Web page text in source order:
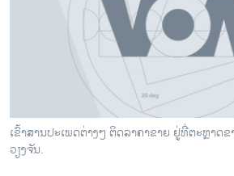
ພາສາອັງກິດ
ລາຍການກະຈາຍສຽງ
ລາຍງານ
ຕິດຕາມພວກເຮົາ ທີ່
ເຂົ້າສານປະເພດຕ່າງໆ ຕິດລາຄາຂາຍ ຢູ່ທີ່ຕະຫຼາດ
ວຽງຈັນ.